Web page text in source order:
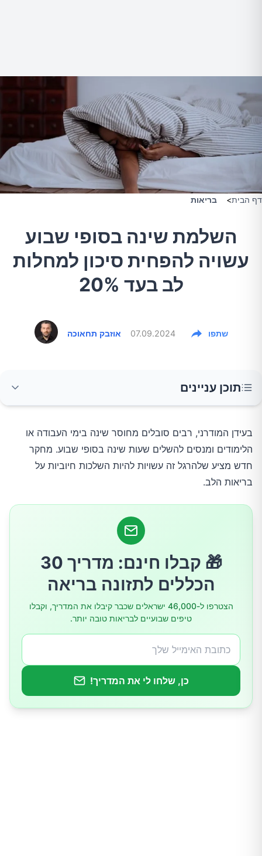
דף הבית> בריאות
השלמת שינה בסופי שבוע
עשויה להפחית סיכון למחלות
לב בעד 20%
אוזבק תחאוכה 07.09.2024 שתפו
תוכן עניינים
המחקר החדש
הממצאים העיקריים
חשיבות השינה לבריאות הלב
השלכות המחקר
מגבלות המחקר
חשיבות השינה לבריאות הלב
האם "השלמת שינה" היא פתרון?
המלצות לשיפור איכות השינה
בריאות הלב.
🎁 קבלו חינם: מדריך 30
הכללים לתזונה בריאה
הצטרפו ל-46,000 ישראלים שכבר קיבלו את המדריך, וקבלו
טיפים שבועיים לבריאות טובה יותר.
כן, שלחו לי את המדריך!